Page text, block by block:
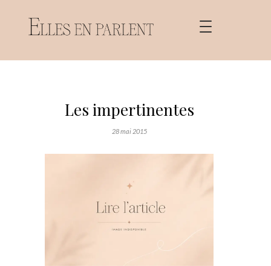
Les impertinentes
28 mai 2015